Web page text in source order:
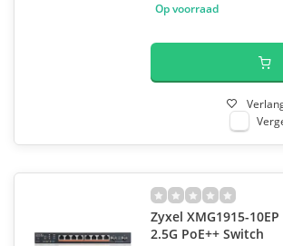
Op voorraad
Zyxel XMG1915-
2.5G PoE++ Switch